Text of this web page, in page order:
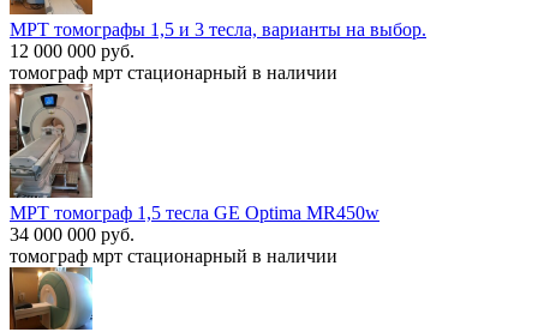
МРТ томографы 1,5 и 3 тесла, варианты на выбор.
12 000 000 руб.
томограф мрт стационарный в наличии
МРТ томограф 1,5 тесла GE Optima MR450w
34 000 000 руб.
томограф мрт стационарный в наличии